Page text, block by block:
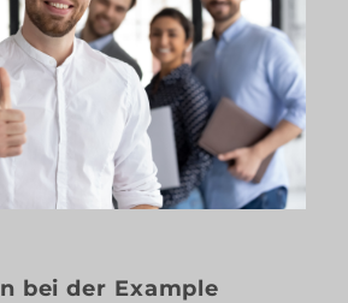
bei der Example